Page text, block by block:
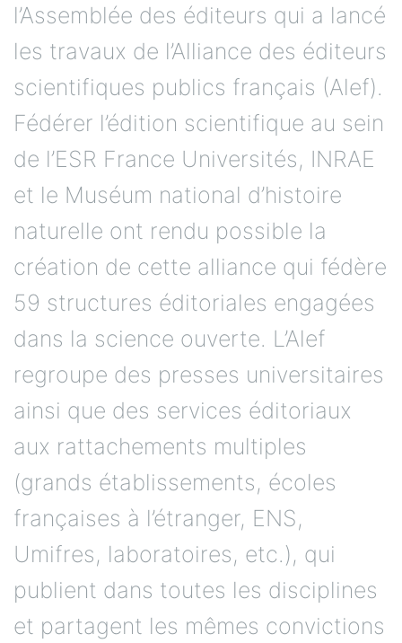
l’Assemblée des éditeurs qui a lancé
les travaux de l’Alliance des éditeurs
scientifiques publics français (Alef).
Fédérer l’édition scientifique au sein
de l’ESR France Universités, INRAE
et le Muséum national d’histoire
naturelle ont rendu possible la
création de cette alliance qui fédère
59 structures éditoriales engagées
dans la science ouverte. L’Alef
regroupe des presses universitaires
ainsi que des services éditoriaux
aux rattachements multiples
(grands établissements, écoles
françaises à l’étranger, ENS,
Umifres, laboratoires, etc.), qui
publient dans toutes les disciplines
et partagent les mêmes convictions